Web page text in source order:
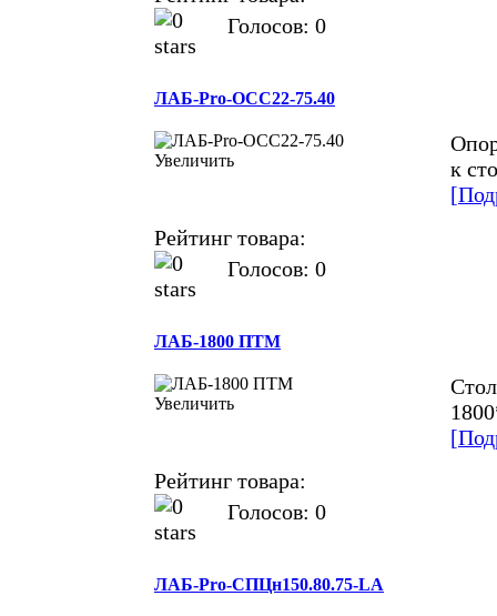
Голосов: 0
ЛАБ-Pro-ОСС22-75.40
Увеличить
к
Рейтинг товара:
Голосов: 0
ЛАБ-1800 ПТМ
Увеличить
Рейтинг товара:
Голосов: 0
ЛАБ-Pro-СПЦн150.80.75-LA